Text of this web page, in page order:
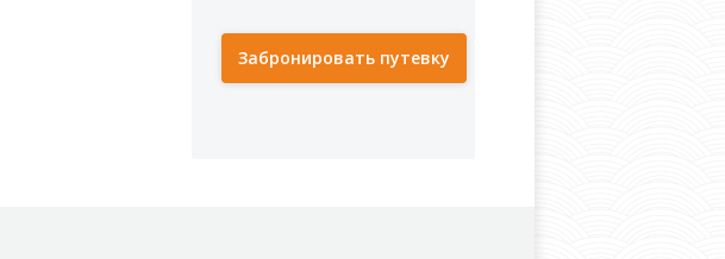
Забронировать путевку